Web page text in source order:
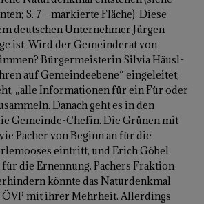
S. 7 – markierte Fläche). Diese
deutschen Unternehmer Jürgen
ist: Wird der Gemeinderat von
Bürgermeisterin Silvia Häusl-
auf Gemeindeebene“ eingeleitet,
„alle Informationen für ein Für oder
Danach geht es in den
Gemeinde-Chefin. Die Grünen mit
Pacher von Beginn an für die
eintritt, und Erich Göbel
die Ernennung. Pachers Fraktion
könnte das Naturdenkmal
ÖVP mit ihrer Mehrheit. Allerdings